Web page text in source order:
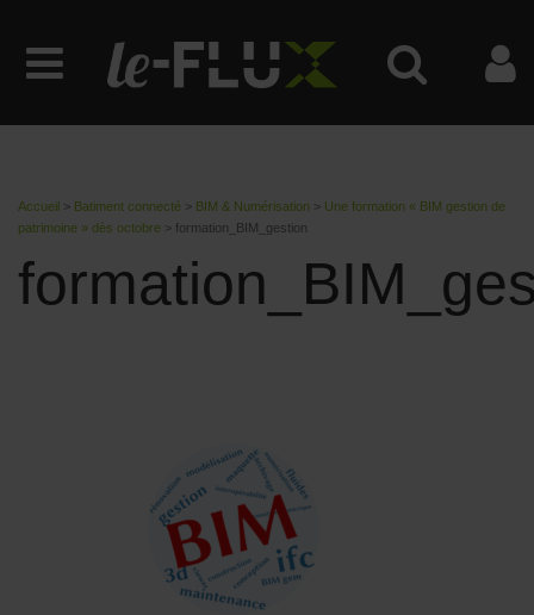
Accueil > Batiment connecté > BIM & Numérisation > Une formation « BIM gestion de
patrimoine » dès octobre > formation_BIM_gestion